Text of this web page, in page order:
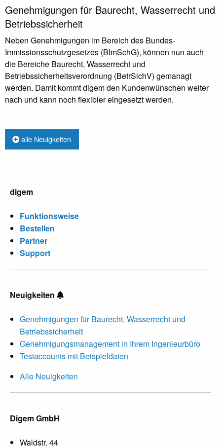
Genehmigungen für Baurecht, Wasserrecht und
Betriebssicherheit
Neben Genehmigungen im Bereich des Bundes-
Immissionsschutzgesetzes (BImSchG), können nun auch
die Bereiche Baurecht, Wasserrecht und
Betriebssicherheitsverordnung (BetrSichV) gemanagt
werden. Damit kommt digem den Kundenwünschen weiter
nach und kann noch flexibler eingesetzt werden.
alle Neuigkeiten
digem
Funktionsweise
Bestellen
Partner
Support
Neuigkeiten
Genehmigungen für Baurecht, Wasserrecht und
Betriebssicherheit
Genehmigungsmanagement in Ihrem Ingenieurbüro
Testaccounts mit Beispieldaten
Alle Neuigkeiten
Digem GmbH
Waldstr. 44